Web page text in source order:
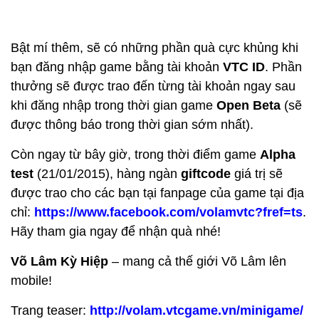
Bật mí thêm, sẽ có những phần quà cực khủng khi
bạn đăng nhập game bằng tài khoản VTC ID. Phần
thưởng sẽ được trao đến từng tài khoản ngay sau
khi đăng nhập trong thời gian game Open Beta (sẽ
được thông báo trong thời gian sớm nhất).
Còn ngay từ bây giờ, trong thời điểm game Alpha
test (21/01/2015), hàng ngàn giftcode giá trị sẽ
được trao cho các bạn tại fanpage của game tại địa
chỉ: https://www.facebook.com/volamvtc?fref=ts.
Hãy tham gia ngay để nhận quà nhé!
Võ Lâm Kỳ Hiệp – mang cả thế giới Võ Lâm lên
mobile!
Trang teaser: http://volam.vtcgame.vn/minigame/